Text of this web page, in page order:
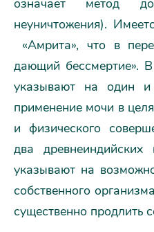
означает метод
неуничтожения).
«Амрита», что в
дающий бессмертие».
указывают на один
применение мочи в
и физического
два древнеиндийских
указывают на
собственного
существенно продлить